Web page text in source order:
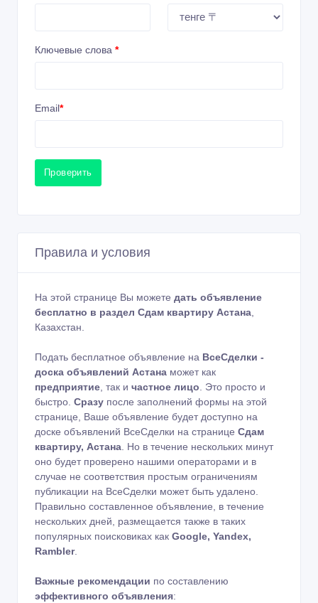
Ключевые слова *
Email*
Проверить
Правила и условия
На этой странице Вы можете дать объявление
бесплатно в раздел Сдам квартиру Астана
Казахстан.
Подать бесплатное объявление на ВсеСделки -
доска объявлений Астана может как
предприятие , так и частное лицо . Это просто и
быстро. Сразу после заполнений формы на этой
странице, Ваше объявление будет доступно на
доске объявлений ВсеСделки на странице Сдам
квартиру, Астана . Но в течение нескольких минут
оно будет проверено нашими операторами и в
случае не соответствия простым ограничениям
публикации на ВсеСделки может быть удалено.
Правильно составленное объявление, в течение
нескольких дней, размещается также в таких
популярных поисковиках как Google, Yandex,
Rambler.
Важные рекомендации по составлению
эффективного объявления: